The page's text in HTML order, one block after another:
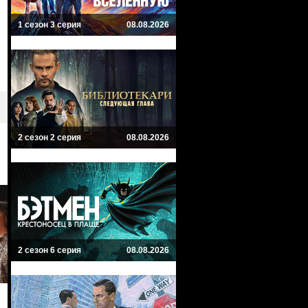
1 сезон 3 серия 08.08.2026
2 сезон 2 серия 08.08.2026
2 сезон 6 серия 08.08.2026